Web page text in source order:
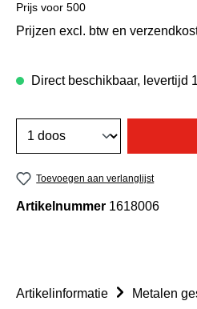
Prijs voor 500
Prijzen excl. btw en
Direct beschikbaar, levertijd
Toevoegen aan verlanglijst
Artikelnummer 1618006
Artikelinformatie
Metalen